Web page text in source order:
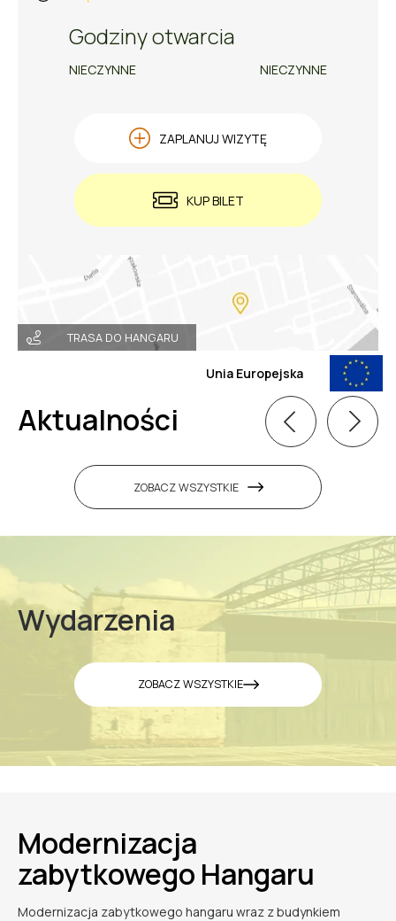
Godziny otwarcia
NIECZYNNE NIECZYNNE
ZAPLANUJ WIZYTĘ
KUP BILET
TRASA DO HANGARU
Unia Europejska
Aktualności
ZOBACZ WSZYSTKIE
Wydarzenia
ZOBACZ WSZYSTKIE
Modernizacja
zabytkowego Hangaru
Modernizacja zabytkowego hangaru wraz z budynkiem